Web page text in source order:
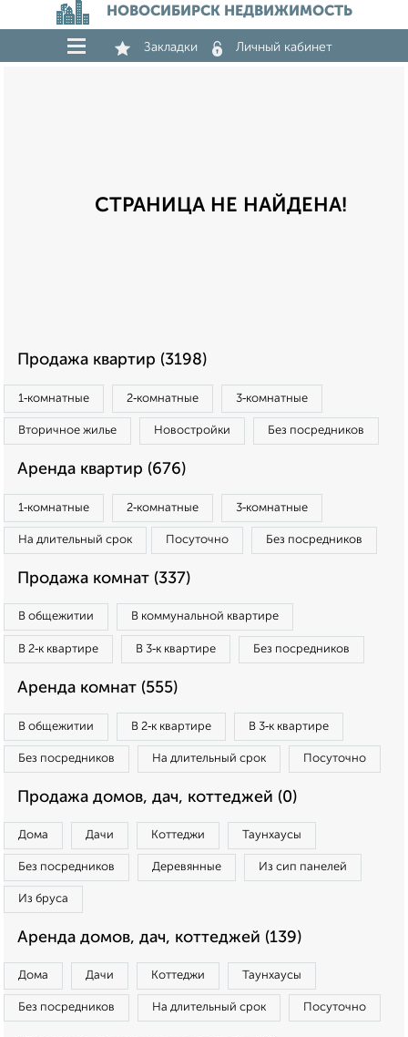
НОВОСИБИРСК НЕДВИЖИМОСТЬ
Закладки Личный кабинет
СТРАНИЦА НЕ НАЙДЕНА!
Продажа квартир (3198)
1‑комнатные 2‑комнатные 3‑комнатные
Вторичное жилье Новостройки Без посредников
Аренда квартир (676)
1‑комнатные 2‑комнатные 3‑комнатные
На длительный срок Посуточно Без посредников
Продажа комнат (337)
В общежитии В коммунальной квартире
В 2‑к квартире В 3‑к квартире Без посредников
Аренда комнат (555)
В общежитии В 2‑к квартире В 3‑к квартире
Без посредников На длительный срок Посуточно
Продажа домов, дач, коттеджей (0)
Дома Дачи Коттеджи Таунхаусы
Без посредников Деревянные Из сип панелей
Из бруса
Аренда домов, дач, коттеджей (139)
Дома Дачи Коттеджи Таунхаусы
Без посредников На длительный срок Посуточно